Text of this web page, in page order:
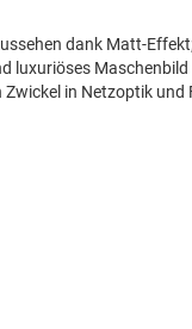
dank Matt-
luxuriöses
in Netzoptik